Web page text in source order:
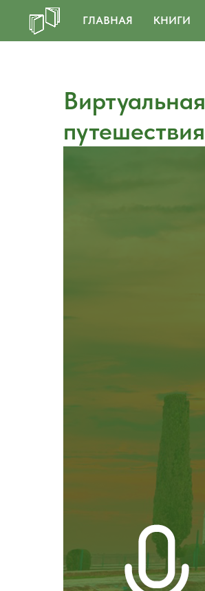
ГЛАВНАЯ КНИГИ